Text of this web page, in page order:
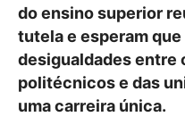
do ensino superior
tutela e esperam
desigualdades entre
politécnicos e das
uma carreira única.